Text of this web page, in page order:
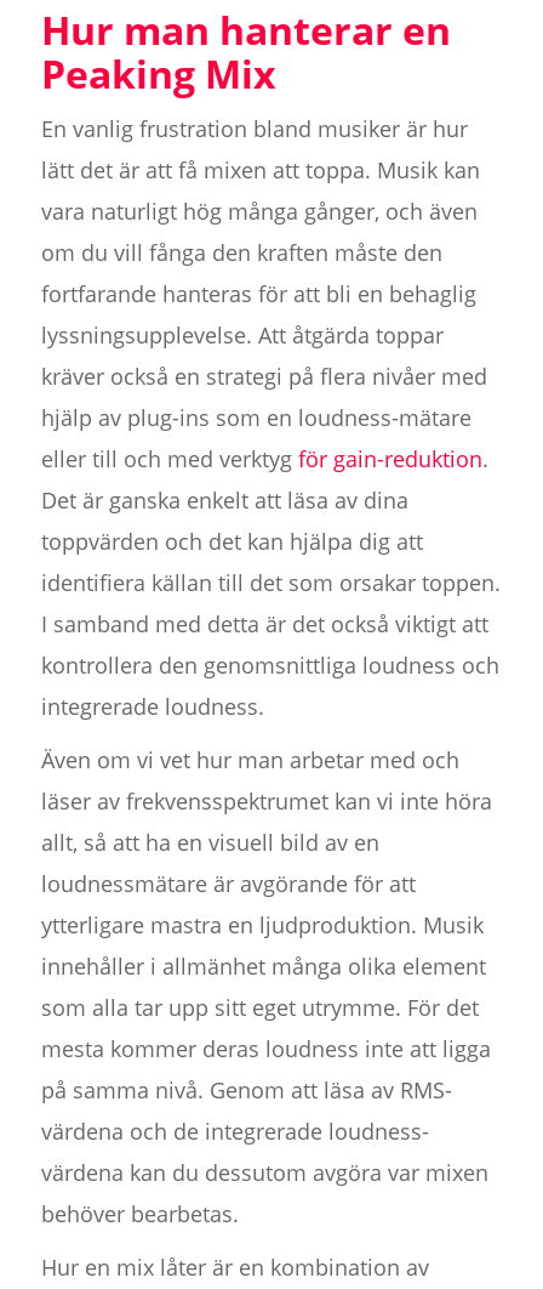
Hur man hanterar en
Peaking Mix
En vanlig frustration bland musiker är hur
lätt det är att få mixen att toppa. Musik kan
vara naturligt hög många gånger, och även
om du vill fånga den kraften måste den
fortfarande hanteras för att bli en behaglig
lyssningsupplevelse. Att åtgärda toppar
kräver också en strategi på flera nivåer med
hjälp av plug-ins som en loudness-mätare
eller till och med verktyg för gain-reduktion.
Det är ganska enkelt att läsa av dina
toppvärden och det kan hjälpa dig att
identifiera källan till det som orsakar toppen.
I samband med detta är det också viktigt att
kontrollera den genomsnittliga loudness och
integrerade loudness.
Även om vi vet hur man arbetar med och
läser av frekvensspektrumet kan vi inte höra
allt, så att ha en visuell bild av en
loudnessmätare är avgörande för att
ytterligare mastra en ljudproduktion. Musik
innehåller i allmänhet många olika element
som alla tar upp sitt eget utrymme. För det
mesta kommer deras loudness inte att ligga
på samma nivå. Genom att läsa av RMS-
värdena och de integrerade loudness-
värdena kan du dessutom avgöra var mixen
behöver bearbetas.
Hur en mix låter är en kombination av